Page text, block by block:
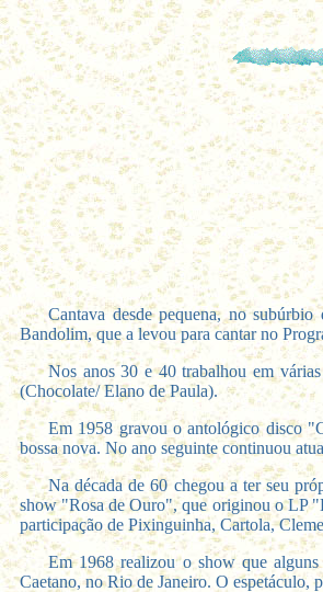
Cantava desde pequena, no
Bandolim, que a levou para cantar no
Nos anos 30 e 40 trabalhou em
(Chocolate/ Elano de Paula).
Em 1958 gravou o antológico disco
bossa nova. No ano seguinte continuou
Na década de 60 chegou a ter seu
show "Rosa de Ouro", que originou o LP
participação de Pixinguinha, Cartola,
Em 1968 realizou o show que
Caetano, no Rio de Janeiro. O